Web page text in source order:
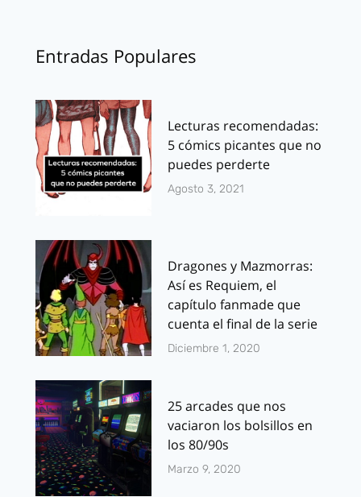
Entradas Populares
Lecturas recomendadas:
5 cómics picantes que no
puedes perderte
Agosto 3, 2021
Dragones y Mazmorras:
Así es Requiem, el
capítulo fanmade que
cuenta el final de la serie
Diciembre 1, 2020
25 arcades que nos
vaciaron los bolsillos en
los 80/90s
Marzo 9, 2020